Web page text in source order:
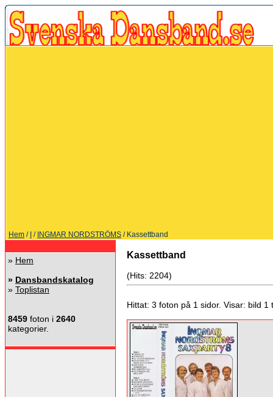
Hem / / INGMAR NORDSTRÖMS / Kassettband
» Hem
» Dansbandskatalog
» Toplistan
8459 foton i 2640
kategorier.
Kassettband
(Hits: 2204)
Hittat: 3 foton på 1 sidor. Visar: bild 1